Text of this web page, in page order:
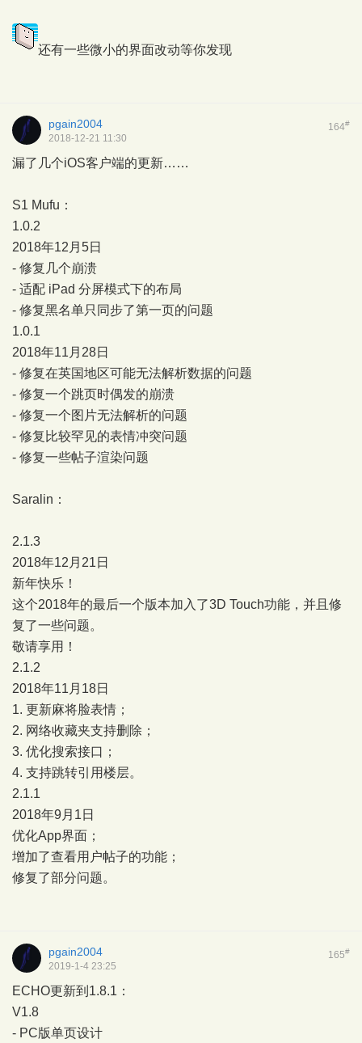
还有一些微小的界面改动等你发现
164#
pgain2004
2018-12-21 11:30
漏了几个iOS客户端的更新……
S1 Mufu：
1.0.2
2018年12月5日
- 修复几个崩溃
- 适配 iPad 分屏模式下的布局
- 修复黑名单只同步了第一页的问题
1.0.1
2018年11月28日
- 修复在英国地区可能无法解析数据的问题
- 修复一个跳页时偶发的崩溃
- 修复一个图片无法解析的问题
- 修复比较罕见的表情冲突问题
- 修复一些帖子渲染问题
Saralin：
2.1.3
2018年12月21日
新年快乐！
这个2018年的最后一个版本加入了3D Touch功能，并且修
复了一些问题。
敬请享用！
2.1.2
2018年11月18日
1. 更新麻将脸表情；
2. 网络收藏夹支持删除；
3. 优化搜索接口；
4. 支持跳转引用楼层。
2.1.1
2018年9月1日
优化App界面；
增加了查看用户帖子的功能；
修复了部分问题。
165#
pgain2004
2019-1-4 23:25
ECHO更新到1.8.1：
V1.8
- PC版单页设计